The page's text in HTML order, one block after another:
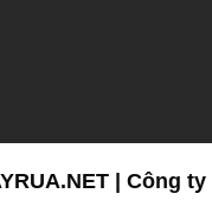
| Công ty